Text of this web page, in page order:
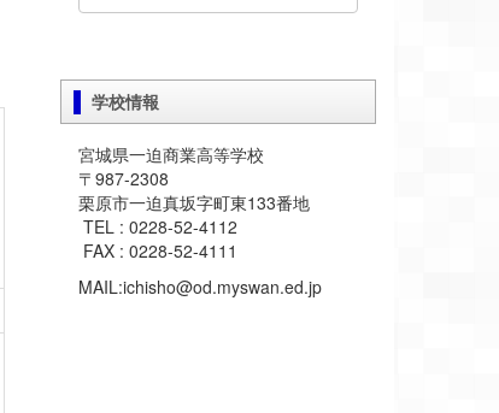
学校情報
宮城県一迫商業高等学校
〒987-2308
栗原市一迫真坂字町東133番地
TEL : 0228-52-4112
FAX : 0228-52-4111
MAIL:ichisho@od.myswan.ed.jp